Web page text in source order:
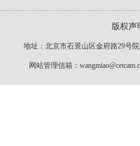
版权声
地址：北京市石景山区金府路29
网站管理信箱：